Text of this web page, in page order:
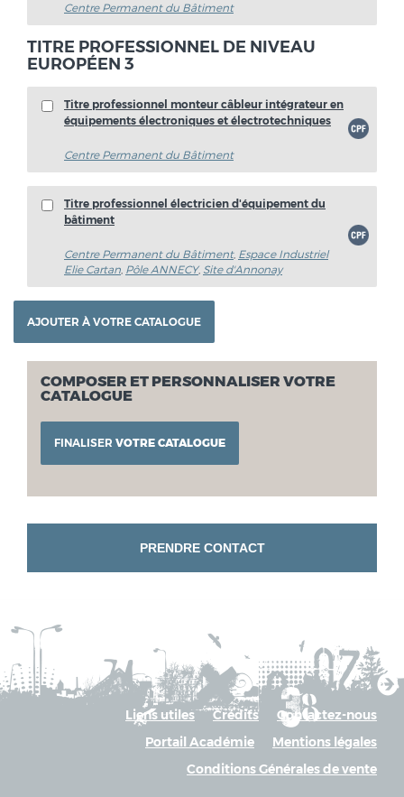
Centre Permanent du Bâtiment
TITRE PROFESSIONNEL DE NIVEAU
EUROPÉEN 3
Titre professionnel monteur câbleur intégrateur en
équipements électroniques et électrotechniques
Centre Permanent du Bâtiment
Titre professionnel électricien d'équipement du
bâtiment
Centre Permanent du Bâtiment, Espace Industriel
Elie Cartan Pôle ANNECY, Site d'Annonay
COMPOSER ET PERSONNALISER VOTRE
CATALOGUE
FINALISER VOTRE CATALOGUE
PRENDRE CONTACT
Contactez-nous
Crédits
Liens utiles
Mentions légales
Portail Académie
Conditions Générales de vente